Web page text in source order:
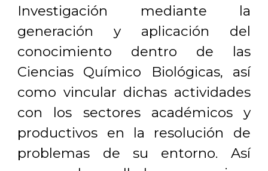
Investigación mediante la
generación y aplicación del
conocimiento dentro de las
Ciencias Químico Biológicas, así
como vincular dichas actividades
con los sectores académicos y
productivos en la resolución de
problemas de su entorno. Así